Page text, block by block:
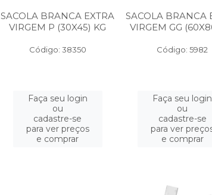
SACOLA BRANCA EXTRA
VIRGEM P (30X45) KG
Código: 38350
Faça seu login
ou
cadastre-se
para ver preços
e comprar
SACOLA BRANCA
VIRGEM GG
Código: 5982
Faça seu login
ou
cadastre-se
para ver
e comprar